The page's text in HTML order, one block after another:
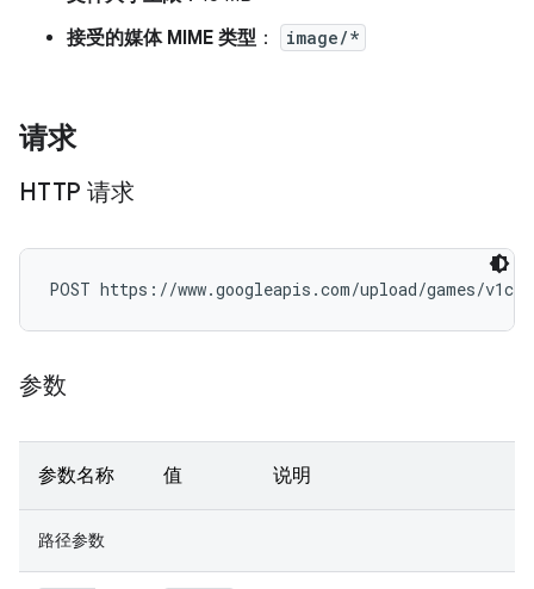
接受的媒体 MIME 类型 ： image/*
请求
HTTP 请求
POST https://www.googleapis.com/upload/games/
参数
参数名称 值 说明
路径参数